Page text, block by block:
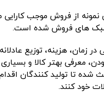
نمونه از فروش موجب
های فروش شده است.
زمان، هزینه، توزیع
معرفی بهتر کالا و بسیاری
شده تا تولید کنندگان
خود کنند.